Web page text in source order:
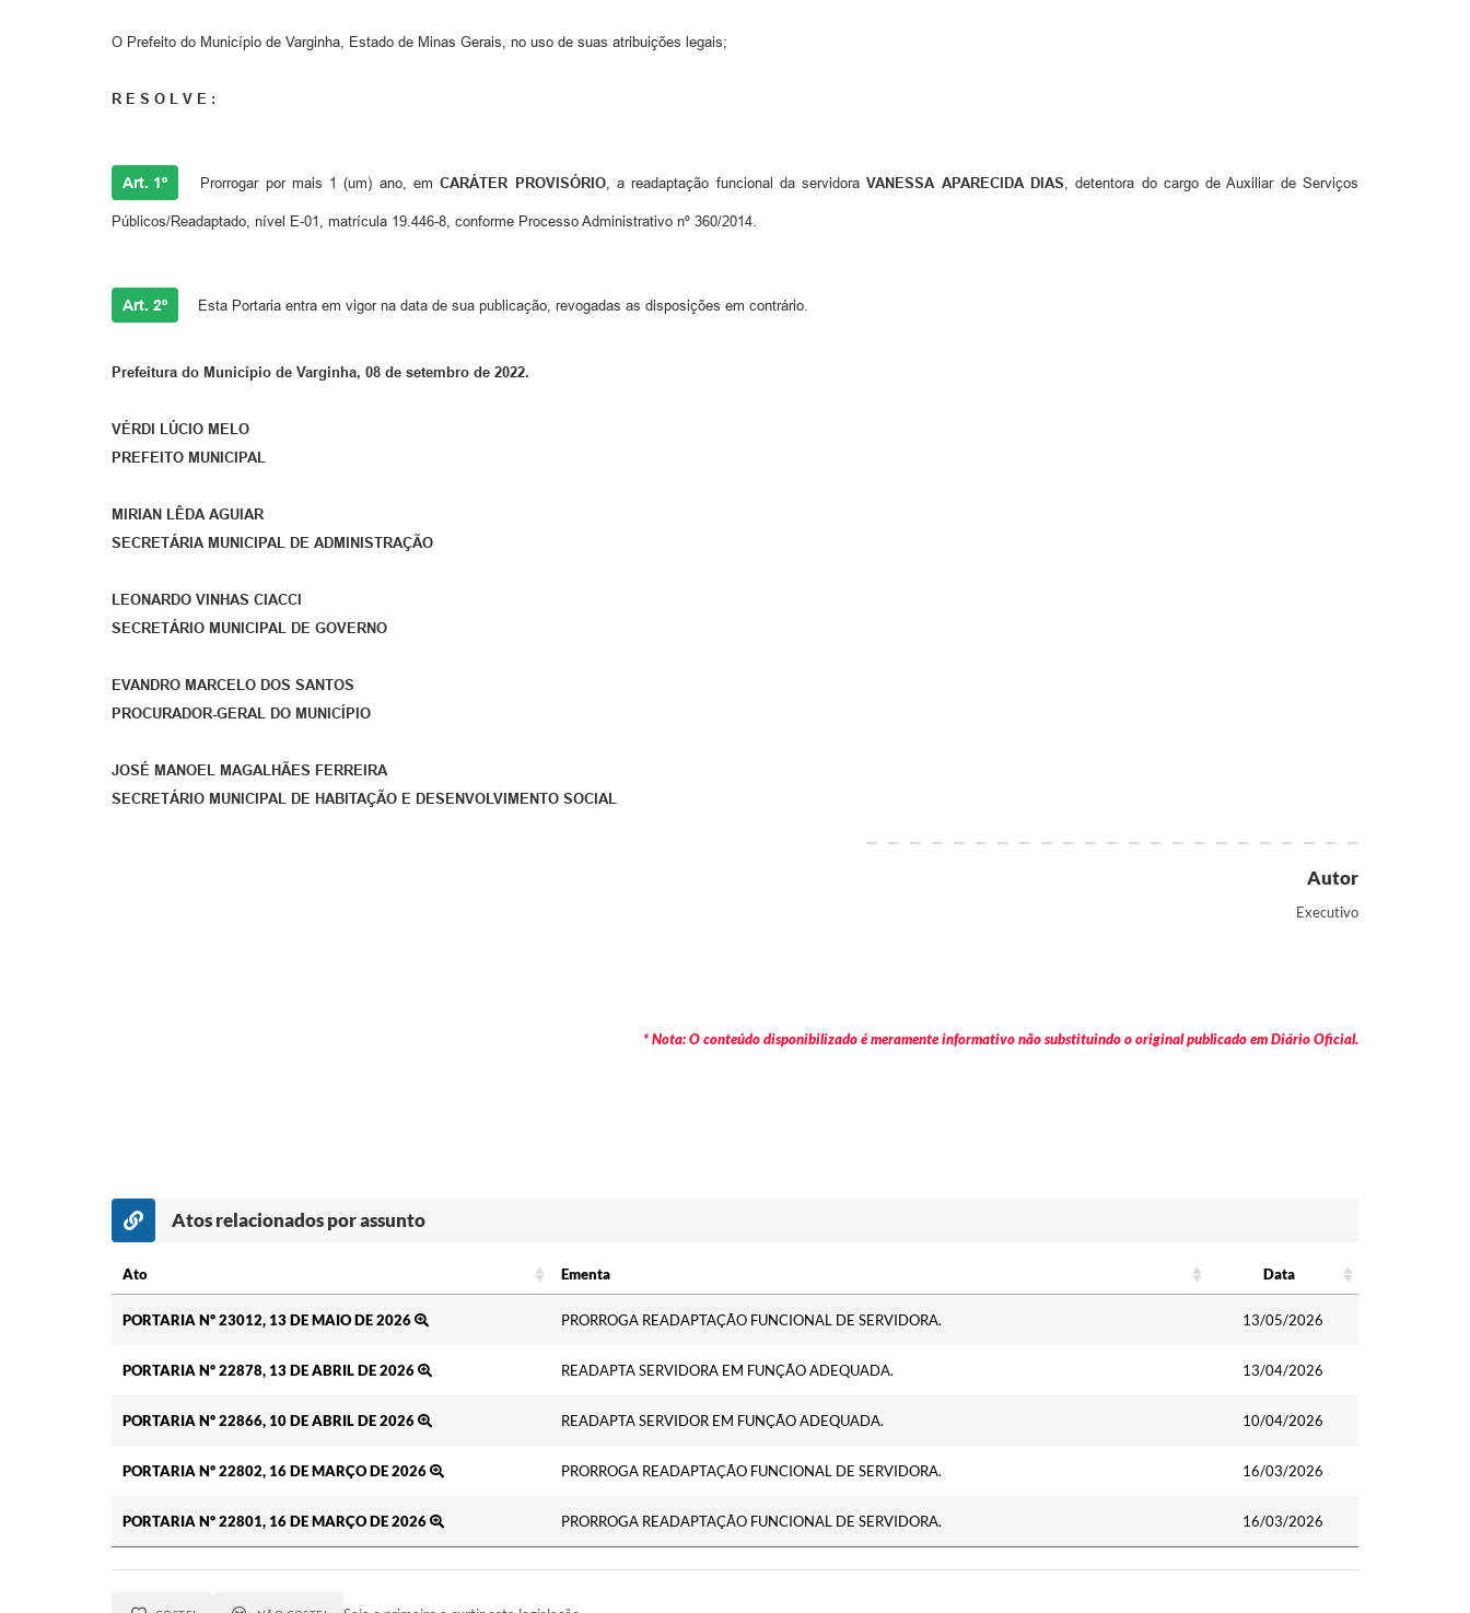
O Prefeito do Município de Varginha, Estado de Minas Gerais, no uso de suas atribuições legais;
R E S O L V E :
Art. 1º Prorrogar por mais 1 (um) ano, emCARÁTER PROVISÓRIO, a readaptação funcional da servidoraVANESSA APARECIDA DIAS, detentora do cargo de Auxiliar de Serviços
Públicos/Readaptado, nível E-01, matrícula 19.446-8, conforme Processo Administrativo nº 360/2014.
Art. 2º Esta Portaria entra em vigor na data de sua publicação, revogadas as disposições em contrário.
Prefeitura do Município de Varginha, 08 de setembro de 2022.
VÉRDI LÚCIO MELO
PREFEITO MUNICIPAL
MIRIAN LÊDA AGUIAR
SECRETÁRIA MUNICIPAL DE ADMINISTRAÇÃO
LEONARDO VINHAS CIACCI
SECRETÁRIO MUNICIPAL DE GOVERNO
EVANDRO MARCELO DOS SANTOS
PROCURADOR-GERAL DO MUNICÍPIO
JOSÉ MANOEL MAGALHÃES FERREIRA
SECRETÁRIO MUNICIPAL DE HABITAÇÃO E DESENVOLVIMENTO SOCIAL
Autor
Executivo
* Nota: O conteúdo disponibilizado é meramente informativo não substituindo o original publicado em Diário Oficial.
Atos relacionados por assunto
Ato Ementa
Data
PORTARIA Nº 23012, 13 DE MAIO DE 2026
PRORROGA READAPTAÇÃO FUNCIONAL DE SERVIDORA. 13/05/2026
PORTARIA Nº 22878, 13 DE ABRIL DE 2026 READAPTA SERVIDORA EM FUNÇÃO ADEQUADA. 13/04/2026
PORTARIA Nº 22866, 10 DE ABRIL DE 2026 READAPTA SERVIDOR EM FUNÇÃO ADEQUADA. 10/04/2026
PORTARIA Nº 22802, 16 DE MARÇO DE 2026 PRORROGA READAPTAÇÃO FUNCIONAL DE SERVIDORA. 16/03/2026
PORTARIA Nº 22801, 16 DE MARÇO DE 2026 PRORROGA READAPTAÇÃO FUNCIONAL DE SERVIDORA. 16/03/2026